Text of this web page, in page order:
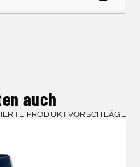
auch
PRODUKTVORSCHLÄGE